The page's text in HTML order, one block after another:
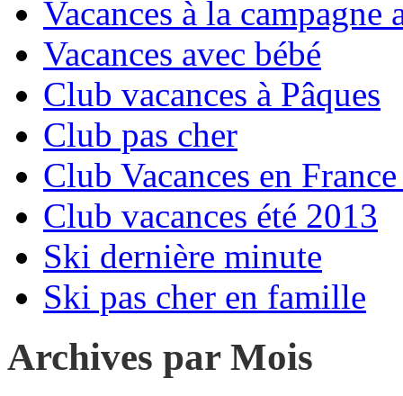
Vacances à la campagne
Vacances avec bébé
Club vacances à Pâques
Club pas cher
Club Vacances en
Club vacances été 2013
Ski dernière minute
Ski pas cher en famille
Archives par Mois